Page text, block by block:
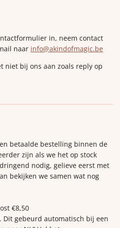
in, neem contact
naar info@akindofmagic.be
niet bij ons aan zoals reply op
betaalde bestelling binnen de
zijn als we het op stock
nodig, gelieve eerst met
bekijken we samen wat nog
€8,50
Dit gebeurd automatisch bij een